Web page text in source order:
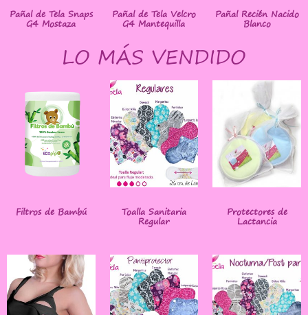
Pañal de Tela Snaps
G4 Mostaza
Pañal de Tela Velcro
G4 Mantequilla
Pañal Recién Nacido
Blanco
LO MÁS VENDIDO
Filtros de Bambú Toalla Sanitaria
Regular
Protectores de
Lactancia